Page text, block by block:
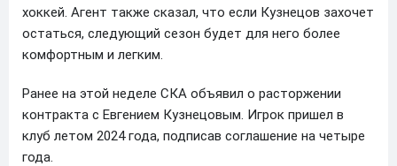
хоккей. Агент также сказал, что если Кузнецов захочет
остаться, следующий сезон будет для него более
комфортным и легким.
Ранее на этой неделе СКА объявил о расторжении
контракта с Евгением Кузнецовым. Игрок пришел в
клуб летом 2024 года, подписав соглашение на четыре
года.